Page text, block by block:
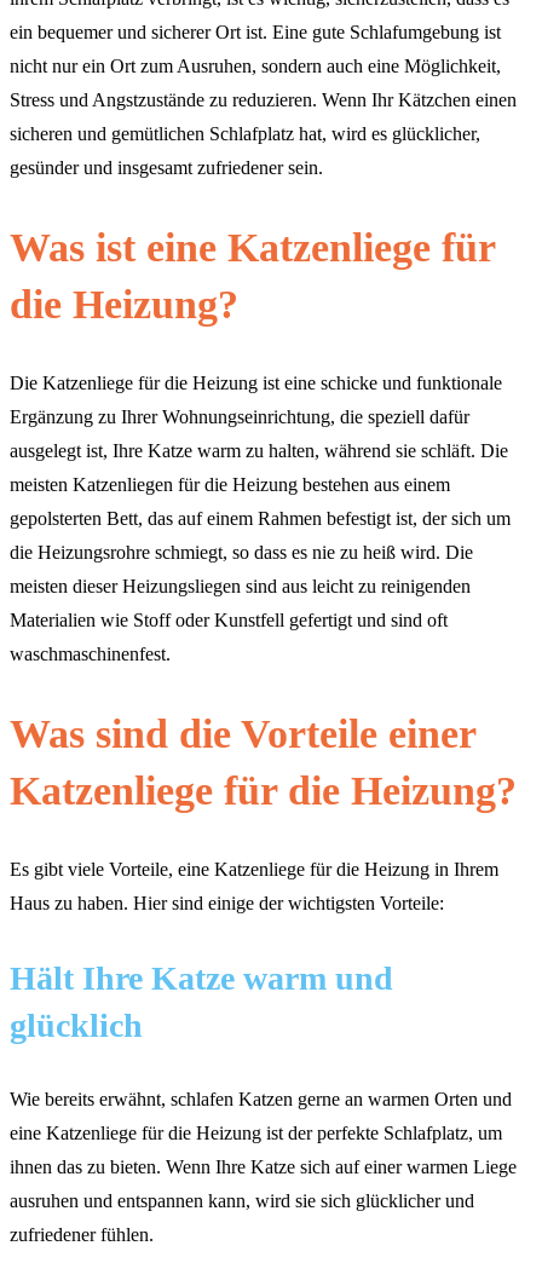
ein bequemer und sicherer Ort ist. Eine gute Schlafumgebung ist
nicht nur ein Ort zum Ausruhen, sondern auch eine Möglichkeit,
Stress und Angstzustände zu reduzieren. Wenn Ihr Kätzchen einen
sicheren und gemütlichen Schlafplatz hat, wird es glücklicher,
gesünder und insgesamt zufriedener sein.
Was ist eine Katzenliege für
die Heizung?
Die Katzenliege für die Heizung ist eine schicke und funktionale
Ergänzung zu Ihrer Wohnungseinrichtung, die speziell dafür
ausgelegt ist, Ihre Katze warm zu halten, während sie schläft. Die
meisten Katzenliegen für die Heizung bestehen aus einem
gepolsterten Bett, das auf einem Rahmen befestigt ist, der sich um
die Heizungsrohre schmiegt, so dass es nie zu heiß wird. Die
meisten dieser Heizungsliegen sind aus leicht zu reinigenden
Materialien wie Stoff oder Kunstfell gefertigt und sind oft
waschmaschinenfest.
Was sind die Vorteile einer
Katzenliege für die Heizung?
Es gibt viele Vorteile, eine Katzenliege für die Heizung in Ihrem
Haus zu haben. Hier sind einige der wichtigsten Vorteile:
Hält Ihre Katze warm und
glücklich
Wie bereits erwähnt, schlafen Katzen gerne an warmen Orten und
eine Katzenliege für die Heizung ist der perfekte Schlafplatz, um
ihnen das zu bieten. Wenn Ihre Katze sich auf einer warmen Liege
ausruhen und entspannen kann, wird sie sich glücklicher und
zufriedener fühlen.